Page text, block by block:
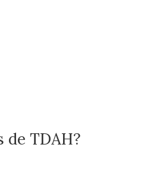
de TDAH?